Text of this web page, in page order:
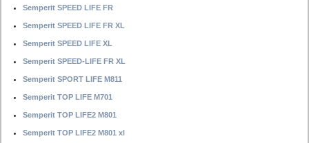
Semperit SPEED LIFE FR
Semperit SPEED LIFE FR XL
Semperit SPEED LIFE XL
Semperit SPEED-LIFE FR XL
Semperit SPORT LIFE M811
Semperit TOP LIFE M701
Semperit TOP LIFE2 M801
Semperit TOP LIFE2 M801 xl